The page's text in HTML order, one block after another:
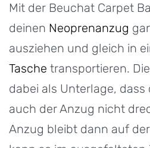
Mit der Beuchat Carpet
deinen Neoprenanzug
ausziehen und gleich in
Tasche transportieren.
dabei als Unterlage, dass
auch der Anzug nicht
Anzug bleibt dann auf